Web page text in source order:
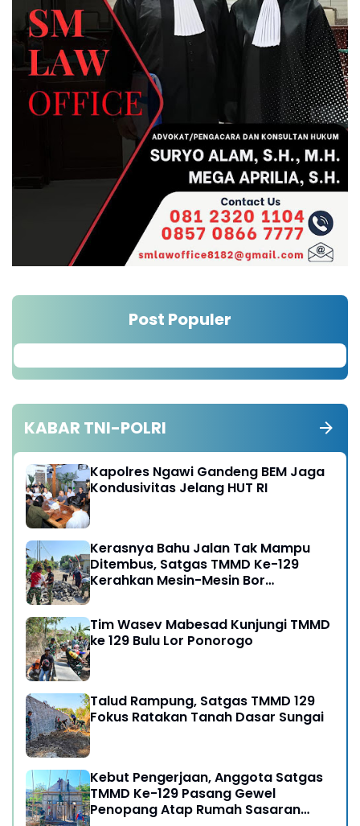
Post Populer
KABAR TNI-POLRI
Kapolres Ngawi Gandeng BEM Jaga
Kondusivitas Jelang HUT RI
Kerasnya Bahu Jalan Tak Mampu
Ditembus, Satgas TMMD Ke-129
Kerahkan Mesin-Mesin Bor
Tim Wasev Mabesad Kunjungi TMMD
ke 129 Bulu Lor Ponorogo
Talud Rampung, Satgas TMMD 129
Fokus Ratakan Tanah Dasar Sungai
Kebut Pengerjaan, Anggota Satgas
TMMD Ke-129 Pasang Gewel
Penopang Atap Rumah Sasaran